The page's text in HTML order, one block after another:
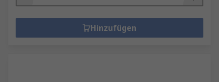
Hinzufügen